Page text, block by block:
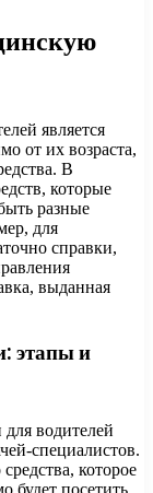
является
от их возраста,
В
которые
разные
для
справки,
выданная
этапы и
водителей
специалистов.
которое
будет посетить